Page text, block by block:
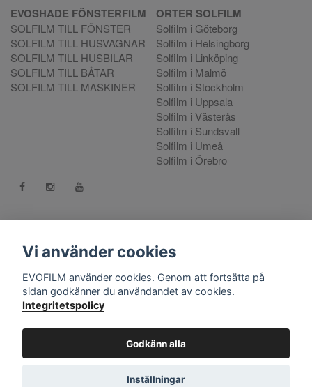
EVOSHADE FÖNSTERFILM
SOLFILM TILL FÖNSTER
SOLFILM TILL HUSVAGNAR
SOLFILM TILL HUSBILAR
SOLFILM TILL BÅTAR
SOLFILM TILL MASKINER
ORTER SOLFILM
Solfilm i Göteborg
Solfilm i Helsingborg
Solfilm i Linköping
Solfilm i Malmö
Solfilm i Stockholm
Solfilm i Uppsala
Solfilm i Västerås
Solfilm i Sundsvall
Solfilm i Umeå
Solfilm i Örebro
Kontakt:mejla oss. Vill du göra en reklamation använd vår
28 Helsingborg.
© Copyright 2026 EVOFILM Sverige. EVOFILM® EVOGEL®
and EVOBRITE® are registered trademarks. All violations of our
intellectual property rights are prosecuted. All other brands,
logos and trademarks belong to their respective owners. All
Vi använder cookies
EVOFILM använder cookies. Genom att fortsätta på
sidan godkänner du användandet av cookies.
Integritetspolicy
Godkänn alla
Inställningar